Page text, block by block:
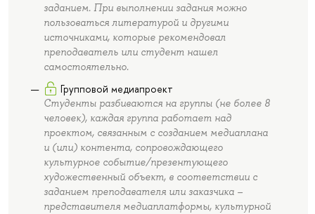
заданием. При выполнении задания можно
пользоваться литературой и другими
источниками, которые рекомендовал
преподаватель или студент нашел
самостоятельно.
Групповой медиапроект
Студенты разбиваются на группы (не более 8
человек), каждая группа работает над
проектом, связанным с созданием медиаплана
и (или) контента, сопровождающего
культурное событие/презентующего
художественный объект, в соответствии с
заданием преподавателя или заказчика –
представителя медиаплатформы, культурной